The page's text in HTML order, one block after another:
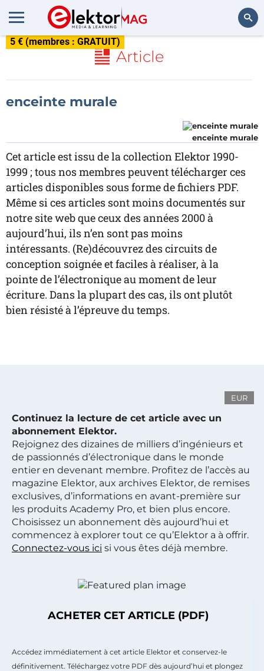
5 € (membres : GRATUIT)
Article
enceinte murale
enceinte murale
Cet article est issu de la collection Elektor 1990-
1999 ; tous nos membres peuvent télécharger ces
articles disponibles sous forme de fichiers PDF.
Même si ces articles sont moins documentés sur
notre site web que ceux des années 2000 à
aujourd’hui, ils n’en sont pas moins
intéressants. (Re)découvrez des circuits de
conception soignée et faciles à réaliser, à la
pointe de l’électronique au moment de leur
écriture. Dans la plupart des cas, ils ont plutôt
bien résisté à l’épreuve du temps.
EUR
Continuez la lecture de cet article avec un
abonnement Elektor.
Rejoignez des dizaines de milliers d’ingénieurs et
de passionnés d’électronique dans le monde
entier en devenant membre. Profitez de l’accès au
magazine Elektor, aux archives Elektor, de remises
exclusives, d’informations en avant-première sur
les produits Academy Pro, et bien plus encore.
Choisissez un abonnement dès aujourd’hui et
commencez à explorer tout ce qu’Elektor a à offrir.
Connectez-vous ici si vous êtes déjà membre.
ACHETER CET ARTICLE (PDF)
Accédez immédiatement à cet article Elektor et conservez-le
définitivement. Téléchargez votre PDF dès aujourd’hui et plongez